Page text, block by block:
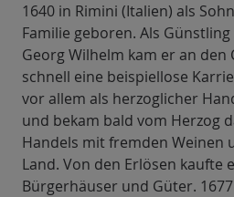
1640 in Rimini (Italien) als
Familie geboren. Als
Georg Wilhelm kam er an den
schnell eine beispiellose
vor allem als herzoglicher
und bekam bald vom Herzog
Handels mit fremden Weinen
Land. Von den Erlösen kaufte
Bürgerhäuser und Güter.